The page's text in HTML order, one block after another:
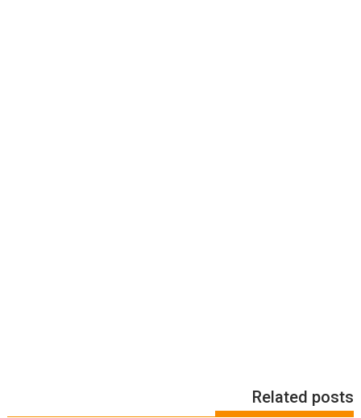
Related posts